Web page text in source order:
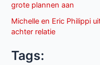
grote plannen aan
Michelle en Eric Philippi
achter relatie
Tags: